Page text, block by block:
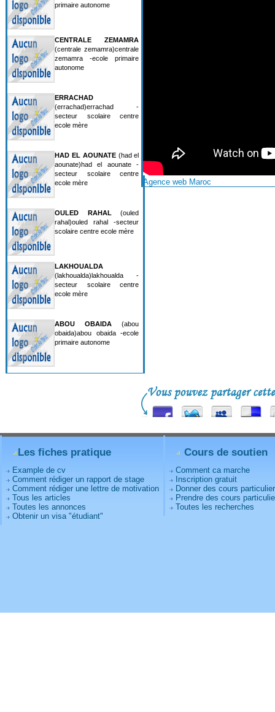
primaire autonome
CENTRALE ZEMAMRA
(centrale zemamra)centrale
zemamra -ecole primaire
autonome
ERRACHAD
(errachad)errachad -
secteur scolaire centre
ecole mère
HAD EL AOUNATE(had el
aounate)had el aounate -
secteur scolaire centre
ecole mère
OULED RAHAL (ouled
rahal)ouled rahal -secteur
scolaire centre ecole mère
LAKHOUALDA
(lakhoualda)lakhoualda -
secteur scolaire centre
ecole mère
ABOU OBAIDA (abou
obaida)abou obaida -ecole
primaire autonome
Agence web Maroc
Les fiches pratique
Example de cv
Comment rédiger un rapport de stage
Comment rédiger une lettre de motivation
Tous les articles
Toutes les annonces
Obtenir un visa "étudiant"
Cours de soutien
Comment ca marche
Inscription gratuit
Donner des cours
Prendre des cours
Toutes les recherches